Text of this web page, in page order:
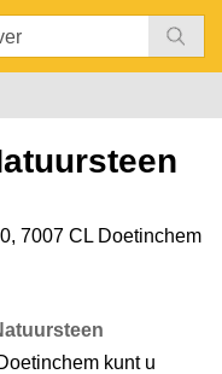
, 7007 CL Doetinchem
kunt u